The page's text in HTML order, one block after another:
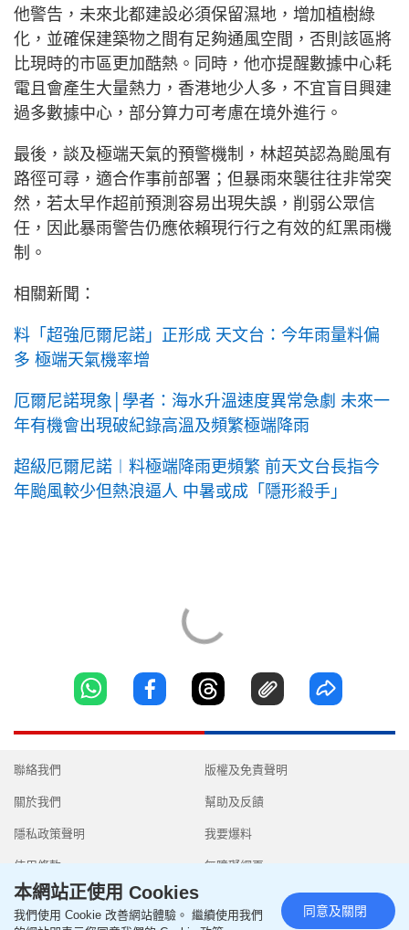
他警告，未來北都建設必須保留濕地，增加植樹綠
化，並確保建築物之間有足夠通風空間，否則該區將
比現時的市區更加酷熱。同時，他亦提醒數據中心耗
電且會產生大量熱力，香港地少人多，不宜盲目興建
過多數據中心，部分算力可考慮在境外進行。
最後，談及極端天氣的預警機制，林超英認為颱風有
路徑可尋，適合作事前部署；但暴雨來襲往往非常突
然，若太早作超前預測容易出現失誤，削弱公眾信
任，因此暴雨警告仍應依賴現行行之有效的紅黑雨機
制。
相關新聞：
料「超強厄爾尼諾」正形成 天文台：今年雨量料偏
多 極端天氣機率增
厄爾尼諾現象│學者：海水升溫速度異常急劇 未來一
年有機會出現破紀錄高溫及頻繁極端降雨
超級厄爾尼諾︱料極端降雨更頻繁 前天文台長指今
年颱風較少但熱浪逼人 中暑或成「隱形殺手」
聯絡我們
關於我們
隱私政策聲明
使用條款
版權及免責聲明
幫助及反饋
我要爆料
無障礙網頁
本網站正使用 Cookies
我們使用 Cookie 改善網站體驗。 繼續使用我們
同意及關閉